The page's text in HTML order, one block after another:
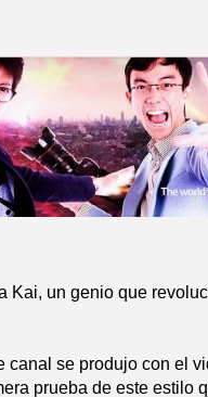
Kai, un genio que
canal se produjo con el
prueba de este estilo